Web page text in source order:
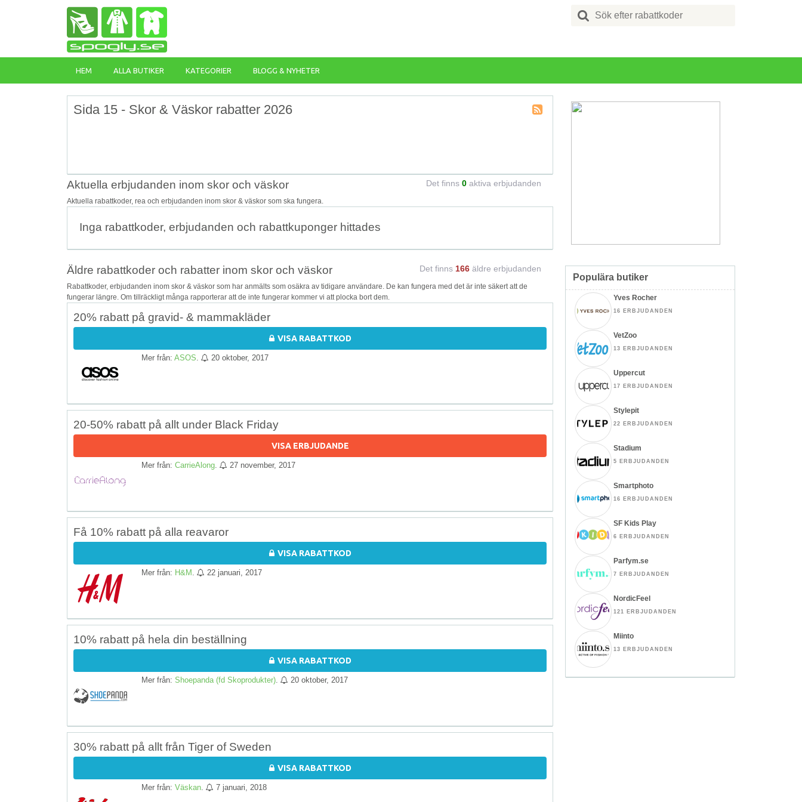
Search
for:
HEM ALLA BUTIKER KATEGORIER BLOGG & NYHETER
Sida 15 - Skor & Väskor rabatter 2026
Aktuella erbjudanden inom skor och väskor Det finns 0 aktiva erbjudanden
Aktuella rabattkoder, rea och erbjudanden inom skor & väskor som ska fungera.
Inga rabattkoder, erbjudanden och rabattkuponger hittades
Äldre rabattkoder och rabatter inom skor och väskor Det finns 166 äldre erbjudanden
Rabattkoder, erbjudanden inom skor & väskor som har anmälts som osäkra av tidigare användare. De kan fungera med det är inte säkert att de
fungerar längre. Om tillräckligt många rapporterar att de inte fungerar kommer vi att plocka bort dem.
20% rabatt på gravid- & mammakläder
VISA RABATTKOD
Mer från: ASOS 20 oktober, 2017
20-50% rabatt på allt under Black Friday
VISA ERBJUDANDE
Mer från: CarrieAlong 27 november, 2017
Få 10% rabatt på alla reavaror
VISA RABATTKOD
Mer från: H&M 22 januari, 2017
10% rabatt på hela din beställning
VISA RABATTKOD
Mer från: Shoepanda (fd Skoprodukter) 20 oktober, 2017
30% rabatt på allt från Tiger of Sweden
VISA RABATTKOD
Mer från: Väskan 7 januari, 2018
Populära butiker
Yves Rocher
16 ERBJUDANDEN
VetZoo
13 ERBJUDANDEN
Uppercut
17 ERBJUDANDEN
Stylepit
22 ERBJUDANDEN
Stadium
5 ERBJUDANDEN
Smartphoto
16 ERBJUDANDEN
SF Kids Play
6 ERBJUDANDEN
Parfym.se
7 ERBJUDANDEN
NordicFeel
121 ERBJUDANDEN
Miinto
13 ERBJUDANDEN